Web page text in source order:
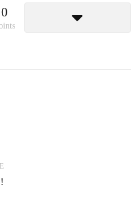
0
فلسفه‌ی نوشتن به زبانهای دیگر!